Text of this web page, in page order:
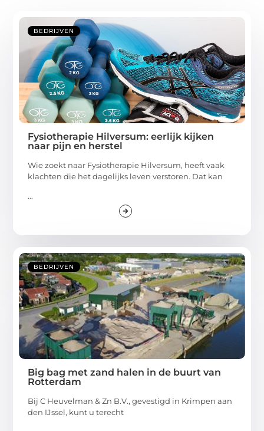
BEDRIJVEN
Fysiotherapie Hilversum: eerlijk kijken
naar pijn en herstel
Wie zoekt naar Fysiotherapie Hilversum, heeft vaak
klachten die het dagelijks leven verstoren. Dat kan
...
BEDRIJVEN
Big bag met zand halen in de buurt van
Rotterdam
Bij C Heuvelman & Zn B.V., gevestigd in Krimpen aan
den IJssel, kunt u terecht